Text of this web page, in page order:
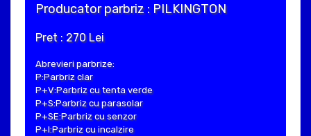
Producator parbriz : PILKINGTON
Pret : 270 Lei
Abrevieri parbrize:
P:Parbriz clar
P+V:Parbriz cu tenta verde
P+S:Parbriz cu parasolar
P+SE:Parbriz cu senzor
P+I:Parbriz cu incalzire